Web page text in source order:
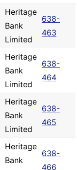
Heritage
Bank
Limited
638-
463
Heritage
Bank
Limited
638-
464
Heritage
Bank
Limited
638-
465
Heritage
Bank
638-
466